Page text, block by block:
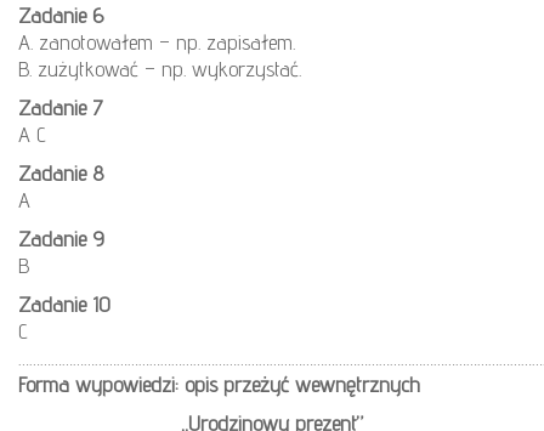
Zadanie 6
A. zanotowałem – np. zapisałem.
B. zużytkować – np. wykorzystać.
Zadanie 7
A C
Zadanie 8
A
Zadanie 9
B
Zadanie 10
C
Forma wypowiedzi: opis przeżyć wewnętrznych
„Urodzinowy prezent”